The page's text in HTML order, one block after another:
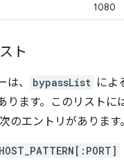
1080
ト
、 bypassList によ
ります。このリストに
のエントリがあります。